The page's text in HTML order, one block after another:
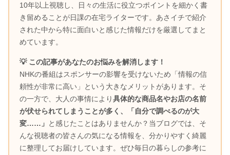
10年以上視聴し、日々の生活に役立つポイントを細かく書
き留めることが日課の在宅ライターです。あさイチで紹介
された中から特に面白いと感じた情報だけを厳選してまと
めています。
💡 この記事があなたのお悩みを解消します！
NHKの番組はスポンサーの影響を受けないため「情報の信
頼性が非常に高い」という大きなメリットがあります。そ
の一方で、大人の事情により具体的な商品名やお店の名前
が伏せられてしまうことが多く、「自分で調べるのが大
変……」 と感じたことはありませんか？当ブログでは、そ
んな視聴者の皆さんの気になる情報を、分かりやすく綺麗
に整理してお届けしています。ぜひ毎日の暮らしの参考に